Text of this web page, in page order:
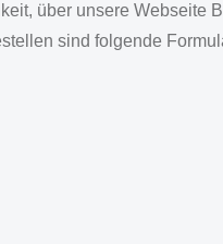
über unsere Webseite
sind folgende